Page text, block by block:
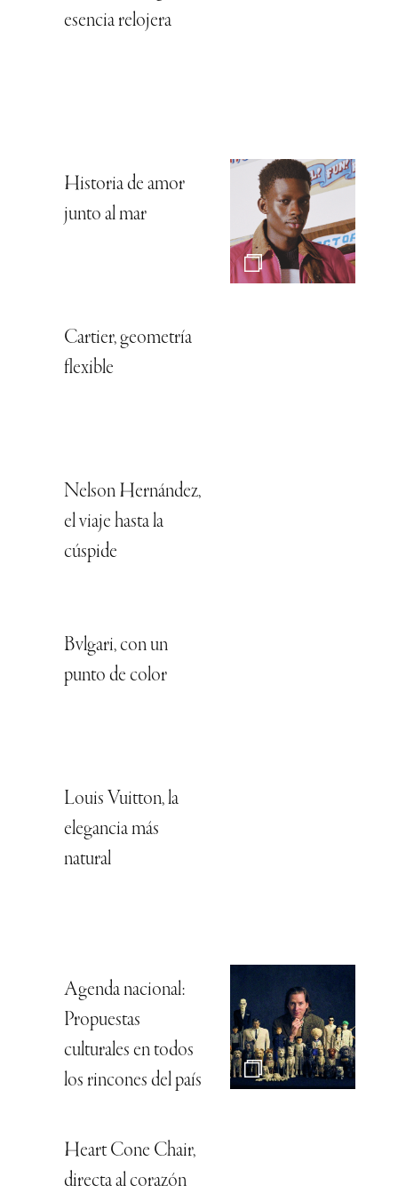
esencia relojera
Historia de amor
junto al mar
Cartier, geometría
flexible
Nelson Hernández,
el viaje hasta la
cúspide
Bvlgari, con un
punto de color
Louis Vuitton, la
elegancia más
natural
Agenda nacional:
Propuestas
culturales en todos
los rincones del país
Heart Cone Chair,
directa al corazón